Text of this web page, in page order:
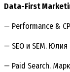
Data-First
— Performance &
— SEO и SEM. Юлия
— Paid Search.